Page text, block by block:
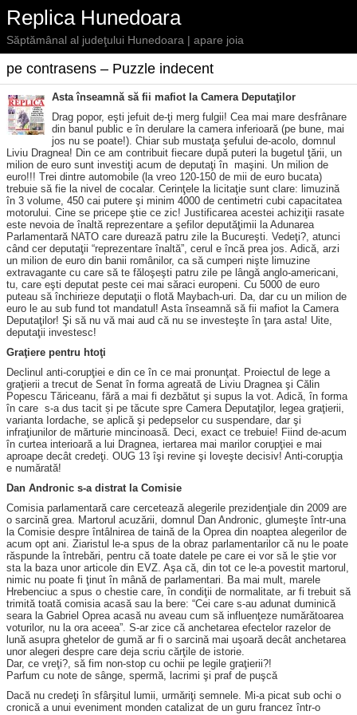
Replica Hunedoara
Săptămânal al judeţului Hunedoara | apare joia
pe contrasens – Puzzle indecent
Asta înseamnă să fii mafiot la Camera Deputaţilor
Drag po­por, eşti jefuit de-ţi merg ful­gii! Cea mai mare desfrânare
din banul pu­blic e în derulare la camera inferioară (pe bune, mai
jos nu se poate!). Chiar sub mustaţa şefului de-acolo, domnul
Liviu Dragnea! Din ce am contribuit fiecare după puteri la bugetul ţării, un
milion de euro sunt investiţi acum de deputaţi în maşini. Un milion de
euro!!! Trei dintre automobile (la vreo 120-150 de mii de euro bucata)
trebuie să fie la nivel de cocalar. Cerinţele la licitaţie sunt clare: limuzină
în 3 volume, 450 cai putere şi minim 4000 de centimetri cubi capacitatea
motorului. Cine se pricepe ştie ce zic! Justificarea acestei achiziţii rasate
este nevoia de înaltă reprezentare a şefilor deputăţimii la Adunarea
Parlamentară NATO care durează patru zile la Bucureşti. Ve­deţi?, atunci
când cer deputaţii “re­prezentare înaltă”, cerul e încă prea jos. Adică, arzi
un milion de euro din banii românilor, ca să cumperi nişte limuzine
extravagante cu care să te făloşeşti patru zile pe lângă anglo-americani,
tu, care eşti deputat peste cei mai săraci europeni. Cu 5000 de euro
puteau să închirieze deputaţii o flotă Maybach-uri. Da, dar cu un milion de
euro le au sub fund tot mandatul! Asta înseamnă să fii ma­fiot la Camera
Deputaţilor! Şi să nu vă mai aud că nu se investeşte în ţara asta! Uite,
deputaţii investesc!
Graţiere pentru htoţi
Declinul anti-corupţiei e din ce în ce mai pronunţat. Proiectul de lege a
graţierii a trecut de Senat în forma agreată de Liviu Dragnea şi Călin
Popescu Tăriceanu, fără a mai fi dezbătut şi supus la vot. Adică, în forma
în care s-a dus tacit și pe tăcute spre Camera Deputaţilor, legea gra­ţierii,
varianta Iordache, se aplică şi pedepselor cu suspendare, dar şi
infraţiunilor de mărturie mincinoasă. Deci, exact ce trebuie! Fiind de-acum
în curtea interioară a lui Dragnea, iertarea mai marilor corupţiei e mai
aproape decât credeţi. OUG 13 îşi revine şi loveşte decisiv! Anti-corupţia
e numărată!
Dan Andronic s-a distrat la Comisie
Comisia parlamentară care cercetează alegerile prezidenţiale din 2009 are
o sarcină grea. Martorul acuzării, domnul Dan Andronic, glumeşte într-una
la Comisie despre întâlnirea de taină de la Oprea din noaptea alegerilor de
acum opt ani. Ziaristul le-a spus de la obraz parlamentarilor că nu le poate
răspunde la întrebări, pentru că toate datele pe care ei vor să le ştie vor
sta la baza unor articole din EVZ. Aşa că, din tot ce le-a povestit martorul,
nimic nu poate fi ţinut în mână de parlamentari. Ba mai mult, marele
Hrebenciuc a spus o chestie care, în condiţii de normalitate, ar fi trebuit să
trimită toată comisia acasă sau la bere: “Cei care s-au adunat duminică
seara la Gabriel Oprea acasă nu aveau cum să influenţeze numărătoarea
voturilor, nu la ora aceea”. S-ar zice că anchetarea efectelor razelor de
lună asupra ghetelor de gumă ar fi o sarcină mai uşoară decât anchetarea
unor alegeri despre care deja scriu cărţile de istorie.
Dar, ce vreţi?, să fim non-stop cu ochii pe legile graţierii?!
Parfum cu note de sânge, spermă, lacrimi şi praf de puşcă
Dacă nu credeţi în sfârşitul lumii, urmăriţi semnele. Mi-a picat sub ochi o
cronică a unui eveniment monden catalizat de un guru francez într-o